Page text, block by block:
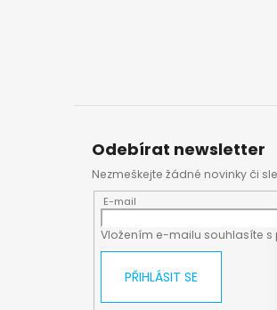
Odebírat newsletter
Nezmeškejte žádné novinky či
E-mail
Vložením e-mailu souhlasíte s
PŘIHLÁSIT SE